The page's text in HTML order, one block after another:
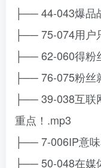
├── 44-043爆品
├── 75-074用户
├── 62-060得粉
├── 76-075粉丝
├── 39-038互联
重点！.mp3
├── 7-006IP意
├── 50-048在媒